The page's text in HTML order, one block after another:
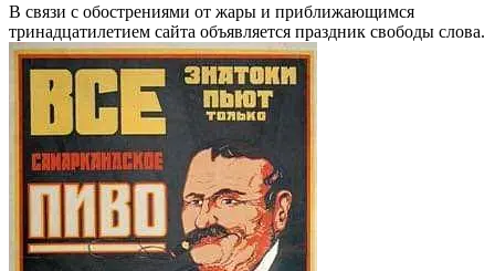
В связи с обострениями от жары и приближающимся
тринадцатилетием сайта объявляется праздник свободы слова.